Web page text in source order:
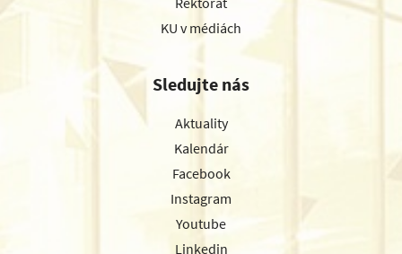
KU v médiách
Sledujte nás
Aktuality
Kalendár
Facebook
Instagram
Youtube
Linkedin